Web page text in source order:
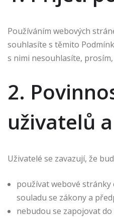
Používáním webových
souhlasíte s těmito
s nimi nesouhlasíte,
2.
uživatelů
Uživatelé se zavazují, že
používat webové stránky
souladu se zákony a
nebudou se zapojovat